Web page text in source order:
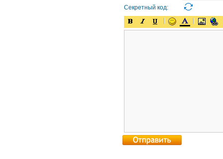
Секретный код: